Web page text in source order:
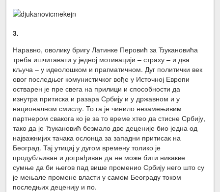
3.
Наравно, оволику бригу Латинке Перовић за Ђукановића
треба ишчитавати у једној мотивацији – страху – и два
кључа – у идеолошком и прагматичном. Дуг политички век
овог последњег комунистичког вође у Источној Европи
остварен је пре свега на прилици и способности да
изнутра притиска и разара Србију и у државном и у
националном смислу. То га је чинило незамењивим
партнером свакога ко је за то време хтео да стисне Србију,
тако да је Ђукановић безмало две деценије био једна од
најважнијих тачака ослонца за западни притисак на
Београд. Тај утицај у дугом времену толико је
продубљиван и дограђиван да не може бити никакве
сумње да би његов пад више променио Србију него што су
је мењале промене власти у самом Београду током
последњих деценију и по.